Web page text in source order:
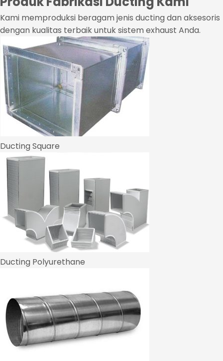
Kami memproduksi beragam jenis ducting dan aksesoris
dengan kualitas terbaik untuk sistem exhaust Anda.
Ducting Square
Ducting Polyurethane